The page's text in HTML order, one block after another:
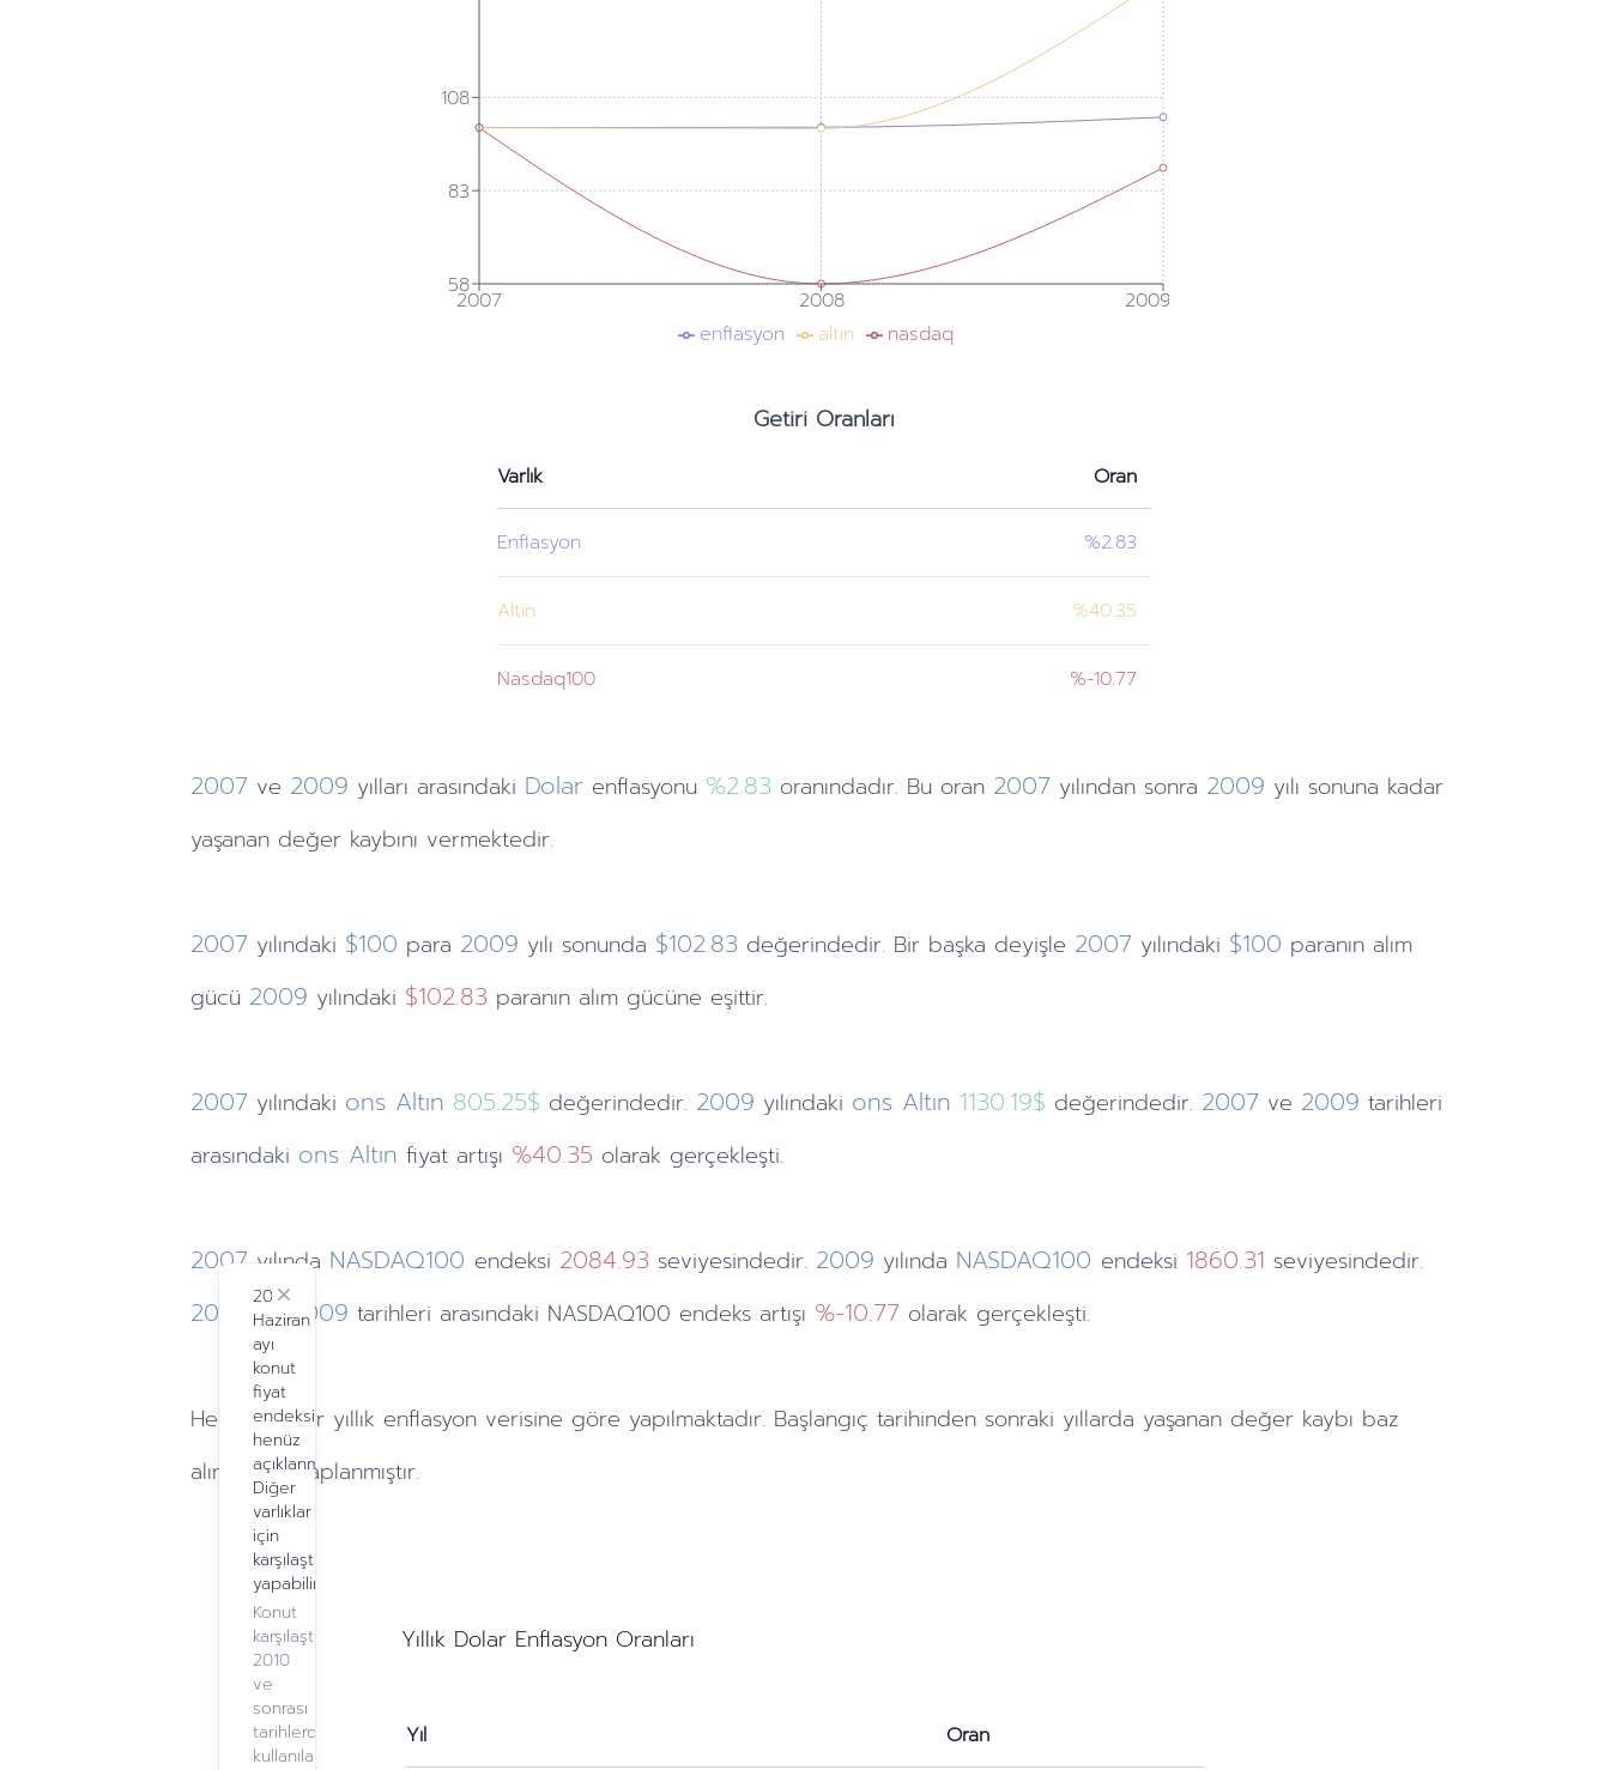
2007 2008 2009
58
83
108
enflasyon altın nasdaq
Getiri Oranları
Varlık Oran
Enflasyon %2.83
Altın %40.35
Nasdaq100 %-10.77
2007 ve 2009 yılları arasındaki Dolar enflasyonu %2.83 oranındadır. Bu oran 2007 yılındansonra 2009 yılı sonuna kadar
yaşanan değer kaybını vermektedir.
2007 yılındaki $100 para 2009 yılı sonunda $102.83 değerindedir. Bir başka deyişle 2007 yılındaki $100 paranın alım
gücü 2009 yılındaki $102.83 paranın alım gücüne eşittir.
2007 yılındaki ons Altın 805.25$ değerindedir. 2009 yılındaki ons Altın 1130.19$ değerindedir. 2007 ve 2009 tarihleri
arasındaki ons Altın fiyat artışı %40.35 olarak gerçekleşti.
2024
Haziran
ayı
konut
fiyat
endeksi
henüz
açıklanmadı.
Diğer
varlıklar
için
karşılaştırma
yapabilirsiniz.
Konut
karşılaştırma,
2010
ve
sonrası
tarihlerde
kullanılabilir.
Close
2007 yılında NASDAQ100 endeksi 2084.93 seviyesindedir. 2009 yılında NASDAQ100 endeksi 1860.31 seviyesindedir.
2007 ve 2009 tarihleri arasındaki NASDAQ100 endeks artışı %-10.77 olarak gerçekleşti.
Hesaplamalar yıllık enflasyon verisine göre yapılmaktadır. Başlangıç tarihinden sonraki yıllarda yaşanan değer kaybı baz
alınarak hesaplanmıştır.
Yıllık Dolar Enflasyon Oranları
Yıl Oran